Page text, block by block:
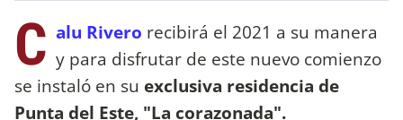
C alu Rivero recibirá el 2021 a su manera
y para disfrutar de este nuevo comienzo
se instaló en su exclusiva residencia de
Punta del Este, "La corazonada".